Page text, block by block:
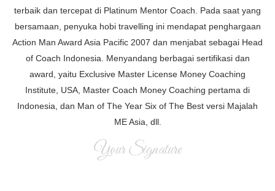
terbaik dan tercepat di Platinum Mentor Coach. Pada saat yang
bersamaan, penyuka hobi travelling ini mendapat penghargaan
Action Man Award Asia Pacific 2007 dan menjabat sebagai Head
of Coach Indonesia. Menyandang berbagai sertifikasi dan
award, yaitu Exclusive Master License Money Coaching
Institute, USA, Master Coach Money Coaching pertama di
Indonesia, dan Man of The Year Six of The Best versi Majalah
ME Asia, dll.
Your Signature